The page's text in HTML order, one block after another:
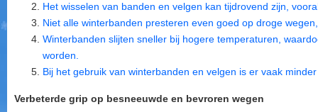
Het wisselen van banden en velgen kan tijdrovend zijn,
Niet alle winterbanden presteren even goed op droge
Winterbanden slijten sneller bij hogere temperaturen,
worden.
Bij het gebruik van winterbanden en velgen is er vaak
Verbeterde grip op besneeuwde en bevroren wegen